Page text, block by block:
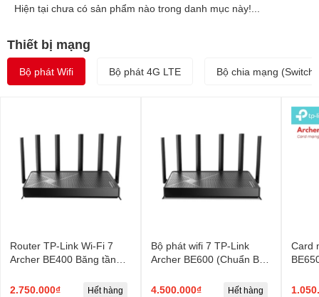
Hiện tại chưa có sản phẩm nào trong danh mục này!...
Thiết bị mạng
Bộ phát Wifi Bộ phát 4G LTE Bộ chia mạng (Switch)
Router TP-Link Wi-Fi 7
Archer BE400 Băng tần
2.750.000₫
Hết hàng
Bộ phát wifi 7 TP-Link
Archer BE600 (Chuẩn BE/
ngoài/ EasyMesh)
4.500.000₫ Hết hàng
Card